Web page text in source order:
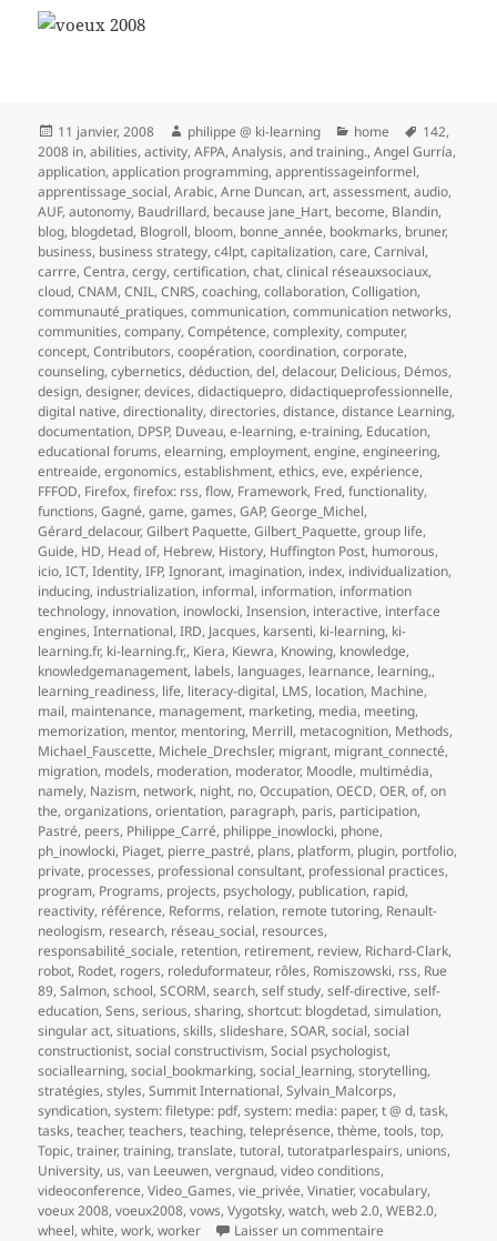
Publié
le
11 janvier, 2008 Auteur
philippe @ ki-learning Catégories
home
Mots-
clés
142,
2008 in,abilities,activity,AFPA,Analysis,and training.,Angel Gurría,
application,application programming,apprentissageinformel,
apprentissage_social,Arabic,Arne Duncan,art,assessment,audio,
AUF,autonomy, Baudrillard, because jane_Hart, become, Blandin,
blog, blogdetad, Blogroll, bloom, bonne_année, bookmarks, bruner,
business, business strategy,c4lpt,capitalization,care,Carnival,
carrre,Centra,cergy,certification,chat,clinical réseauxsociaux,
cloud,CNAM,CNIL,CNRS,coaching,collaboration,Colligation,
communauté_pratiques,communication,communication networks,
communities,company,Compétence,complexity,computer,
concept,Contributors,coopération,coordination,corporate,
counseling,cybernetics,déduction,del,delacour, Delicious, Démos,
design,designer,devices,didactiquepro,didactiqueprofessionnelle,
digital native,directionality,directories,distance,distance Learning,
documentation, DPSP, Duveau,e-learning,e-training, Education,
educational forums,elearning,employment,engine,engineering,
entreaide,ergonomics,establishment,ethics,eve,expérience,
FFFOD, Firefox,firefox: rss,flow, Framework, Fred,functionality,
functions,Gagné,game,games,GAP,George_Michel,
Gérard_delacour,Gilbert Paquette,Gilbert_Paquette,group life,
Guide, HD, Head of, Hebrew, History, Huffington Post, humorous,
icio,ICT,Identity,IFP,Ignorant, imagination, index, individualization,
inducing, industrialization, informal, information, information
technology, innovation, inowlocki,Insension, interactive, interface
engines,International,IRD, Jacques, karsenti, ki-learning, ki-
learning.fr, ki-learning.fr,, Kiera, Kiewra, Knowing, knowledge,
knowledgemanagement, labels, languages, learnance, learning,,
learning_readiness, life, literacy-digital, LMS, location, Machine,
mail, maintenance, management, marketing, media, meeting,
memorization, mentor, mentoring, Merrill, metacognition, Methods,
Michael_Fauscette, Michele_Drechsler, migrant, migrant_connecté,
migration, models, moderation, moderator, Moodle, multimédia,
namely, Nazism, network, night, no,Occupation,OECD,OER,of,on
the,organizations,orientation, paragraph, paris, participation,
Pastré, peers, Philippe_Carré, philippe_inowlocki, phone,
ph_inowlocki, Piaget, pierre_pastré, plans, platform, plugin, portfolio,
private, processes, professional consultant, professional practices,
program, Programs, projects, psychology, publication, rapid,
reactivity, référence, Reforms, relation, remote tutoring, Renault-
neologism, research, réseau_social, resources,
responsabilité_sociale, retention, retirement, review, Richard-Clark,
robot, Rodet, rogers, roleduformateur, rôles, Romiszowski, rss, Rue
89,Salmon,school,SCORM,search,self study,self-directive,self-
education,Sens,serious,sharing,shortcut: blogdetad,simulation,
singular act,situations,skills,slideshare,SOAR,social,social
constructionist,social constructivism,Social psychologist,
sociallearning,social_bookmarking,social_learning,storytelling,
stratégies,styles,Summit International,Sylvain_Malcorps,
syndication,system: filetype: pdf,system: media: paper,t @ d,task,
tasks,teacher,teachers,teaching,teleprésence,thème,tools,top,
Topic,trainer,training,translate,tutoral,tutoratparlespairs, unions,
University, us,van Leeuwen,vergnaud,video conditions,
videoconference,Video_Games,vie_privée,Vinatier,vocabulary,
voeux 2008,voeux2008,vows,Vygotsky,watch,web 2.0,WEB2.0,
wheel,white,work,worker Laisser un commentaire